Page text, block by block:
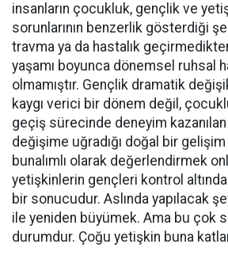
insanların çocukluk, gençlik ve
sorunlarının benzerlik gösterdiği
travma ya da hastalık
yaşamı boyunca dönemsel ruhsal
olmamıştır. Gençlik dramatik
kaygı verici bir dönem değil,
geçiş sürecinde deneyim kazanılan
değişime uğradığı doğal bir
bunalımlı olarak değerlendirmek
yetişkinlerin gençleri kontrol altında
bir sonucudur. Aslında yapılacak
ile yeniden büyümek. Ama bu çok
durumdur. Çoğu yetişkin buna